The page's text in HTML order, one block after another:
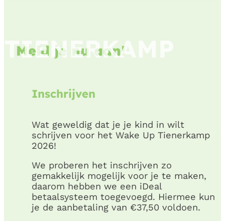
Meld je nu aan!
TIENERKAMP
Inschrijven
Wat geweldig dat je je kind in wilt
schrijven voor het Wake Up Tienerkamp
2026!
We proberen het inschrijven zo
gemakkelijk mogelijk voor je te maken,
daarom hebben we een iDeal
betaalsysteem toegevoegd. Hiermee kun
je de aanbetaling van €37,50 voldoen.